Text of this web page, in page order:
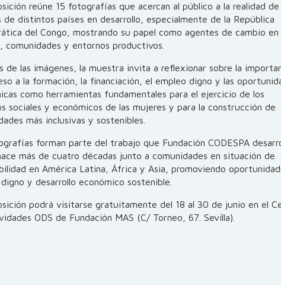
reúne 15 fotografías que acercan al público a la realidad de
de distintos países en desarrollo, especialmente de la República
del Congo, mostrando su papel como agentes de cambio en
comunidades y entornos productivos.
de las imágenes, la muestra invita a reflexionar sobre la
a la formación, la financiación, el empleo digno y las
como herramientas fundamentales para el ejercicio de los
sociales y económicos de las mujeres y para la construcción de
más inclusivas y sostenibles.
forman parte del trabajo que Fundación CODESPA
más de cuatro décadas junto a comunidades en situación de
en América Latina, África y Asia, promoviendo
y desarrollo económico sostenible.
podrá visitarse gratuitamente del 18 al 30 de junio en el
ODS de Fundación MAS (C/ Torneo, 67. Sevilla).